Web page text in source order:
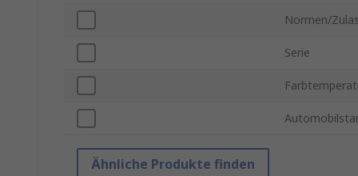
Normen/
Serie
Ähnliche Produkte finden